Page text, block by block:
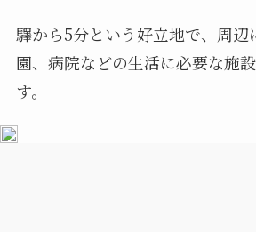
驛から5分という好立地で、周辺
園、病院などの生活に必要な施
す。